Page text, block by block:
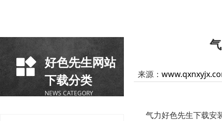
好色先生网站
下载分类
NEWS CATEGORY
来源：
气力好色先生下载安